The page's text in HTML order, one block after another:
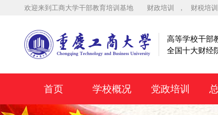
欢迎来到工商大学干部教育培训基地 财政培训 ， 财税培训
高等学校干部
全国十大财经
首页 学校概况 党政培训